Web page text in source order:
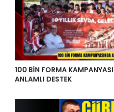
100 BİN FORMA
ANLAMLI DESTEK